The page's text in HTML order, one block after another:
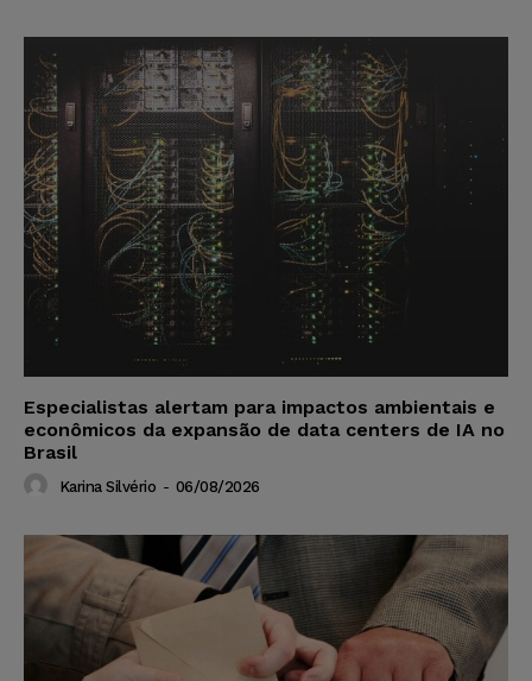
Especialistas alertam para impactos ambientais e
econômicos da expansão de data centers de IA no
Brasil
Karina Silvério - 06/08/2026